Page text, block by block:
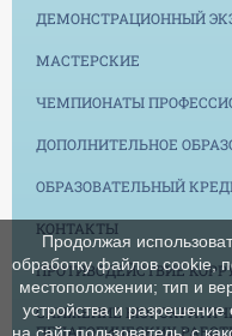
ДЕМОНСТРАЦИОННЫЙ
МАСТЕРСКИЕ
ЧЕМПИОНАТЫ
ДОПОЛНИТЕЛЬНОЕ
ОБРАЗОВАТЕЛЬНЫЙ
КОНТАКТЫ
ПРОТИВОДЕЙСТВИЕ
СНИЖЕНИЕ
ПЕДАГОГИЧЕСКИХ
Продолжая
обработку файлов cookie,
местоположении; тип и
устройства и разрешение